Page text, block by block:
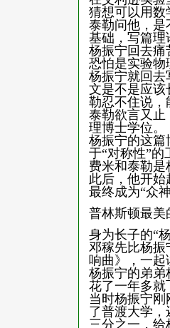
猜想可以用数
泰勒问他，是
基础，写篇理
杨振宁回去痛
恐怕是实验物
杨振宁就回去
文是不是应该
勒忍不住说，
泰勒欲言又止
理博士学位。
杨振宁的这篇
于“对称性”的
费米和泰勒是
此后，他开始
最终成为“众
普林斯顿最美
身为长子的“
邓稼先比杨振
响曲》，一起
杨振宁的弟弟
花了一年多就
当时杨振宁
了普渡大学
三分之一，给